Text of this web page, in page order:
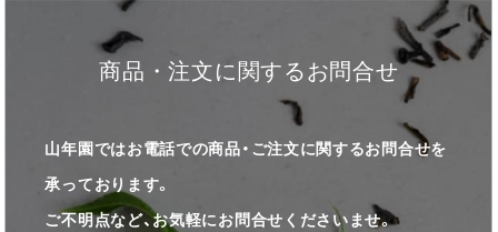
商品・注文に関するお問合せ
山年園ではお電話での商品・ご注文に関するお問合せを
承っております。
ご不明点など、お気軽にお問合せくださいませ。